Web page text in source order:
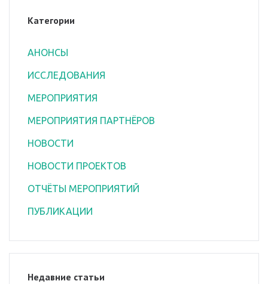
Категории
АНОНСЫ
ИССЛЕДОВАНИЯ
МЕРОПРИЯТИЯ
МЕРОПРИЯТИЯ ПАРТНЁРОВ
НОВОСТИ
НОВОСТИ ПРОЕКТОВ
ОТЧЁТЫ МЕРОПРИЯТИЙ
ПУБЛИКАЦИИ
Недавние статьи